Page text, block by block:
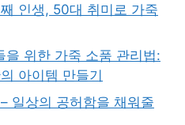
인생, 50대 취미로 가죽
을 위한 가죽 소품 관리법:
아이템 만들기
일상의 공허함을 채워줄